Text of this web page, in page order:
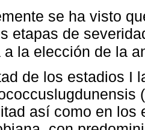
se ha visto
etapas de
a la elección de la
de los estadios I
así como en los